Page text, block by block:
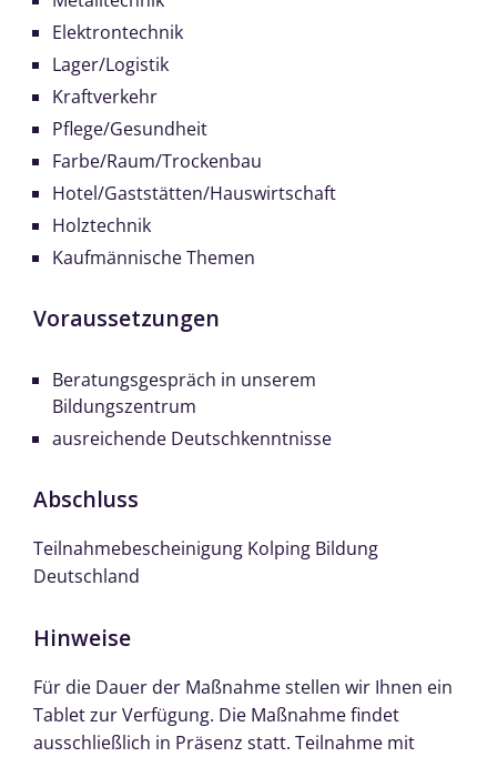
Elektrontechnik
Lager/Logistik
Kraftverkehr
Pflege/Gesundheit
Farbe/Raum/Trockenbau
Hotel/Gaststätten/Hauswirtschaft
Holztechnik
Kaufmännische Themen
Voraussetzungen
Beratungsgespräch in unserem
Bildungszentrum
ausreichende Deutschkenntnisse
Abschluss
Teilnahmebescheinigung Kolping Bildung
Deutschland
Hinweise
Für die Dauer der Maßnahme stellen wir Ihnen ein
Tablet zur Verfügung. Die Maßnahme findet
ausschließlich in Präsenz statt. Teilnahme mit